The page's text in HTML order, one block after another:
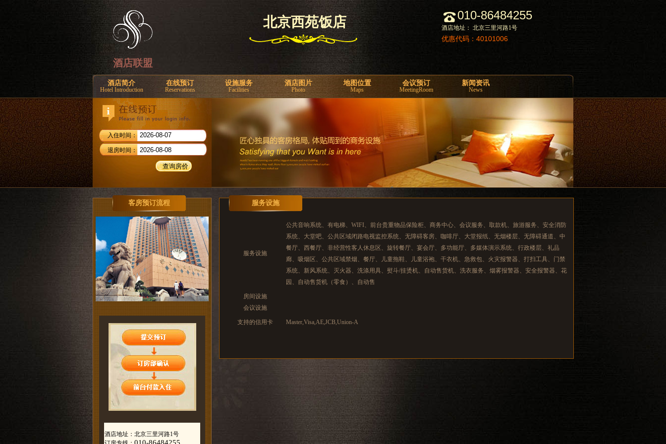
酒店联盟
北京西苑饭店 010-86484255
酒店地址： 北京三里河路1号
优惠代码：40101006
酒店简介
Hotel Introduction
在线预订
Reservations
设施服务
Facilities
酒店图片
Photo
地图位置
Maps
会议预订
MeetingRoom
新闻资讯
News
入住时间：
退房时间：
客房预订流程
酒店地址：北京三里河路1号
服务设施
服务设施
公共音响系统、有电梯、WIFI、前台贵重物品保险柜、商务中心、会议服务、取款机、旅游服务、安全消防
系统、大堂吧、公共区域闭路电视监控系统、无障碍客房、咖啡厅、大堂报纸、无烟楼层、无障碍通道、中
餐厅、西餐厅、非经营性客人休息区、旋转餐厅、宴会厅、多功能厅、多媒体演示系统、行政楼层、礼品
廊、吸烟区、公共区域禁烟、餐厅、儿童拖鞋、儿童浴袍、干衣机、急救包、火灾报警器、打扫工具、门禁
系统、新风系统、灭火器、洗涤用具、熨斗/挂烫机、自动售货机、洗衣服务、烟雾报警器、安全报警器、花
园、自动售货机（零食）、自动售
房间设施
会议设施
支持的信用卡 Master,Visa,AE,JCB,Union-A